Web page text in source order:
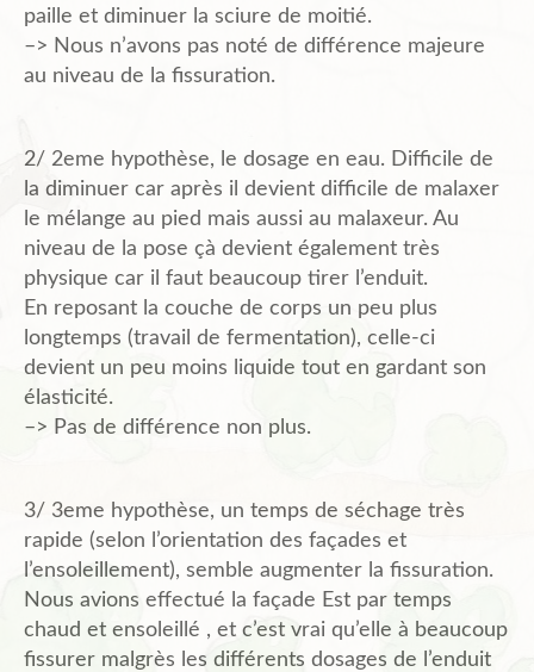
paille et diminuer la sciure de moitié.
–> Nous n’avons pas noté de différence majeure
au niveau de la fissuration.
2/ 2eme hypothèse, le dosage en eau. Difficile de
la diminuer car après il devient difficile de malaxer
le mélange au pied mais aussi au malaxeur. Au
niveau de la pose çà devient également très
physique car il faut beaucoup tirer l’enduit.
En reposant la couche de corps un peu plus
longtemps (travail de fermentation), celle-ci
devient un peu moins liquide tout en gardant son
élasticité.
–> Pas de différence non plus.
3/ 3eme hypothèse, un temps de séchage très
rapide (selon l’orientation des façades et
l’ensoleillement), semble augmenter la fissuration.
Nous avions effectué la façade Est par temps
chaud et ensoleillé , et c’est vrai qu’elle à beaucoup
fissurer malgrès les différents dosages de l’enduit